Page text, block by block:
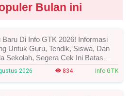
Bulan ini
Baru Di Info GTK 2026! Informasi
Untuk Guru, Tendik, Siswa, Dan
Sekolah, Segera Cek Ini Batas
2026 834 Info GTK